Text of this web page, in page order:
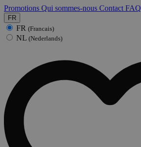
Promotions Qui sommes-nous Contact FAQ
FR
FR (Francais)
NL (Nederlands)